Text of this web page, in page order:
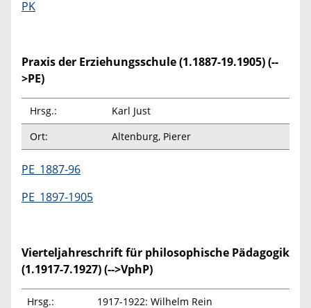
PK
Praxis der Erziehungsschule (1.1887-19.1905) (--
>PE)
Hrsg.:
Karl Just
Ort:
Altenburg, Pierer
PE_1887-96
PE_1897-1905
Vierteljahreschrift für philosophische Pädagogik
(1.1917-7.1927) (-->VphP)
Hrsg.:
1917-1922: Wilhelm Rein